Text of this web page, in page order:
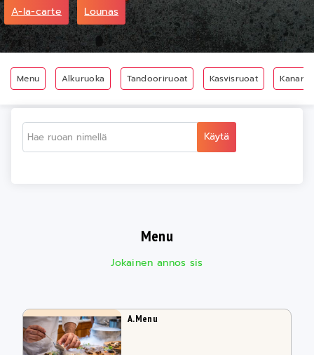
A-la-carte Lounas
Menu Alkuruoka Tandooriruoat Kasvisruoat
Käytä
Menu
Jokainen annos sis
A.Menu